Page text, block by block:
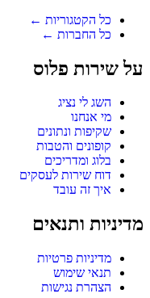
כל הקטגוריות ←
כל החברות ←
על שירות פלוס
השג לי נציג
מי אנחנו
שקיפות ונתונים
קופונים והטבות
בלוג ומדריכים
דוח שירות לעסקים
איך זה עובד
מדיניות ותנאים
מדיניות פרטיות
תנאי שימוש
הצהרת נגישות